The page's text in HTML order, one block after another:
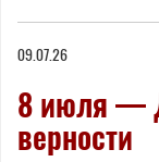
09.07.26
8 июля —
верности